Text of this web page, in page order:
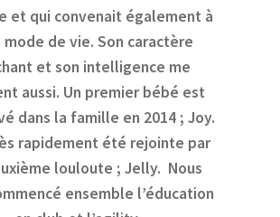
et qui convenait également à
de vie. Son caractère
et son intelligence me
aussi. Un premier bébé est
dans la famille en 2014 ; Joy.
rapidement été rejointe par
louloute ; Jelly. Nous
ensemble l’éducation